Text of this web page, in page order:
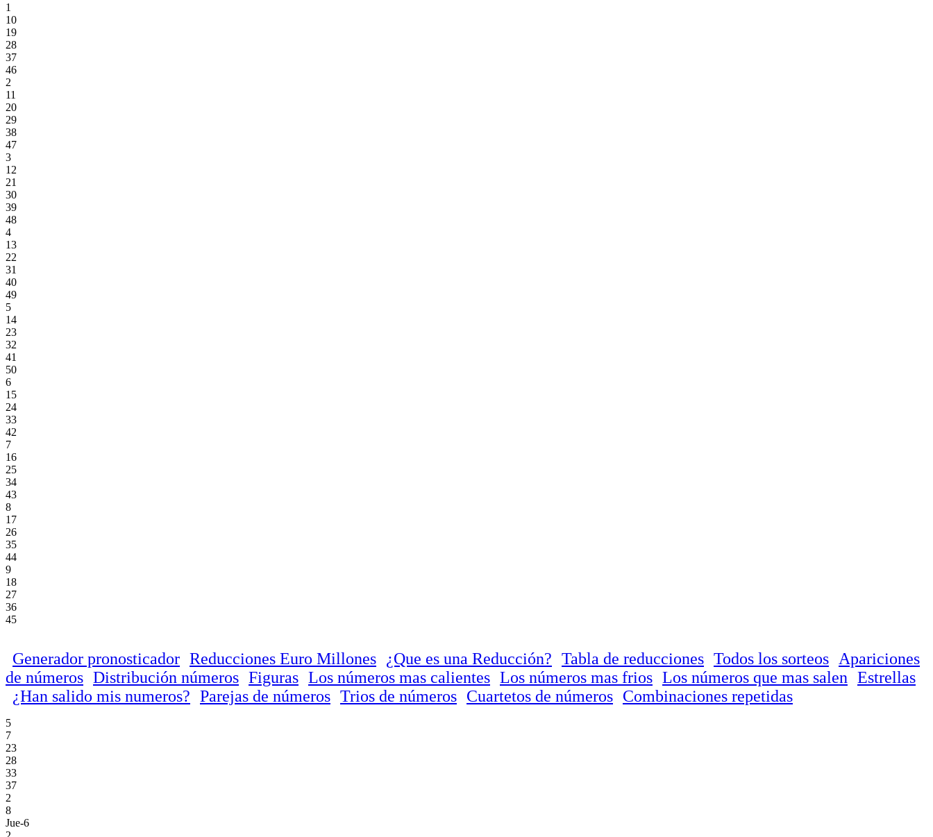
1
10
19
28
37
46
2
11
20
29
38
47
3
12
21
30
39
48
4
13
22
31
40
49
5
14
23
32
41
50
6
15
24
33
42
7
16
25
34
43
8
17
26
35
44
9
18
27
36
45
Generador pronosticador Reducciones Euro Millones ¿Que es una Reducción? Tabla de reducciones Todos los sorteos
Apariciones
de números Distribución números Figuras Los números mas calientes Los números mas frios Los números que mas salen Estrellas
¿Han salido mis numeros? Parejas de números Trios de números Cuartetos de números Combinaciones repetidas
5
7
23
28
33
37
2
8
Jue-6